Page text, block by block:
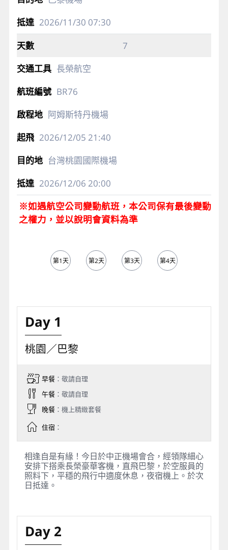
2026/11/30 07:30
7
長榮航空
BR76
阿姆斯特丹機場
2026/12/05 21:40
台灣桃園國際機場
2026/12/06 20:00
※如遇航空公司變動航班，本公司保有最後變動
之權力，並以說明會資料為準
第1天 第2天 第3天 第4天
Day 1
桃園／巴黎
早餐：敬請自理
午餐：敬請自理
晚餐：機上精緻套餐
住宿：
相逢自是有緣！今日於中正機場會合，經領隊細心
安排下搭乘長榮豪華客機，直飛巴黎，於空服員的
照料下，平穩的飛行中適度休息，夜宿機上。於次
日抵達。
Day 2